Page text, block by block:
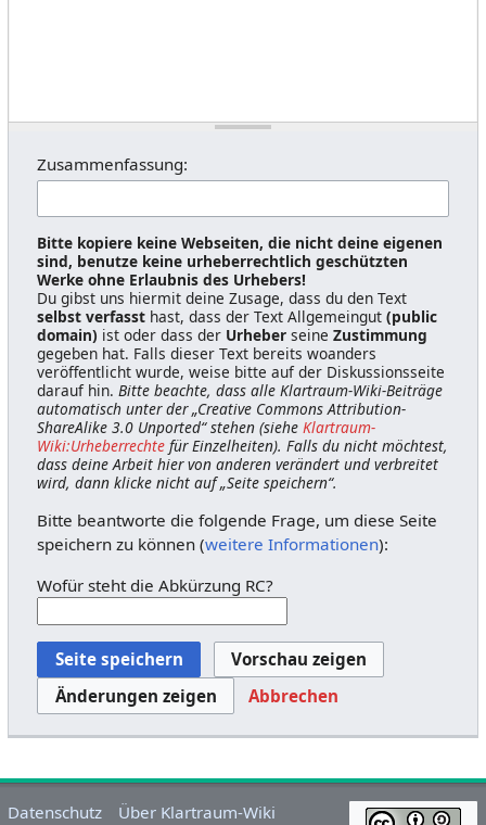
Zusammenfassung:
Bitte kopiere keine Webseiten, die nicht deine eigenen
sind, benutze keine urheberrechtlich geschützten
Werke ohne Erlaubnis des Urhebers!
Du gibst uns hiermit deine Zusage, dass du den Text
selbst verfasst hast, dass der Text Allgemeingut(public
domain) ist oder dass der Urheber seineZustimmung
gegeben hat. Falls dieser Text bereits woanders
veröffentlicht wurde, weise bitte auf der Diskussionsseite
darauf hin.Bitte beachte, dass alle Klartraum-Wiki-Beiträge
automatisch unter der „Creative Commons Attribution-
ShareAlike 3.0 Unported“ stehen (sieheKlartraum-
Wiki:Urheberrechte für Einzelheiten). Falls du nicht möchtest,
dass deine Arbeit hier von anderen verändert und verbreitet
wird, dann klicke nicht auf „Seite speichern“.
Bitte beantworte die folgende Frage, um diese Seite
speichern zu können (weitere Informationen):
Wofür steht die Abkürzung RC?
Abbrechen
Datenschutz Über Klartraum-Wiki